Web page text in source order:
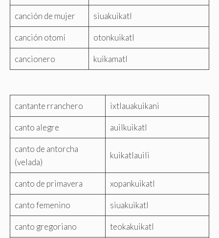
canción de mujer siuakuikatl
canción otomí otonkuikatl
cancionero kuikamatl
cantante rranchero ixtlauakuikani
canto alegre auilkuikatl
canto de antorcha
(velada)
kuikatlauili
canto de primavera xopankuikatl
canto femenino siuakuikatl
canto gregoriano teokakuikatl